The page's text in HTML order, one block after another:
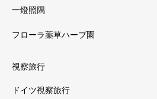
一燈照隅
フローラ薬草ハーブ園
視察旅行
ドイツ視察旅行